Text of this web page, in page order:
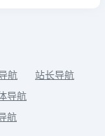
航
站长导航
导航
航